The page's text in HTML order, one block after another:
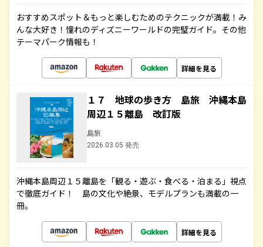
おすすめスポット＆もっと楽しむためのテクニックが満載！み
んな大好き！憧れのディズニーワールドの完璧ガイド。その他
テーマパーク情報も！
詳細を見る
１７ 地球の歩き方 島旅 沖縄本島
周辺１５離島 改訂版
島旅
2026.03.05 発売
沖縄本島周辺１５離島を「観る・遊ぶ・食べる・泊まる」視点
で徹底ガイド！ 島の文化や絶景、モデルプランも満載の一
冊。
詳細を見る